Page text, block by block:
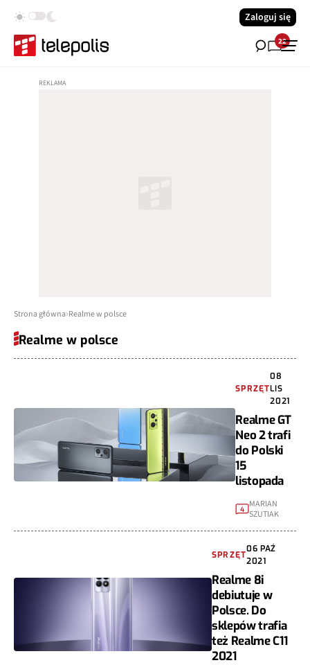
Zaloguj się
22
Strona główna Realme w polsce
Realme w polsce
SPRZĘT
08
LIS
2021
Realme GT
Neo 2 trafi
do Polski
15
listopada
4
MARIAN
SZUTIAK
SPRZĘT
06 PAŹ
2021
Realme 8i
debiutuje w
Polsce. Do
sklepów trafia
też Realme C11
2021